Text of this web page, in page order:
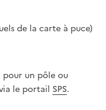
de la carte à puce)
pour un pôle ou
le portail SPS.